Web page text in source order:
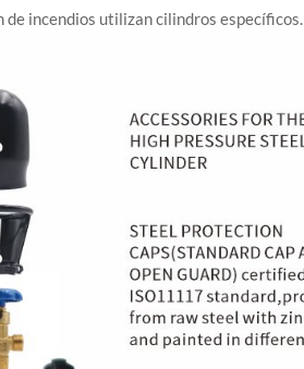
incendios utilizan cilindros específicos.